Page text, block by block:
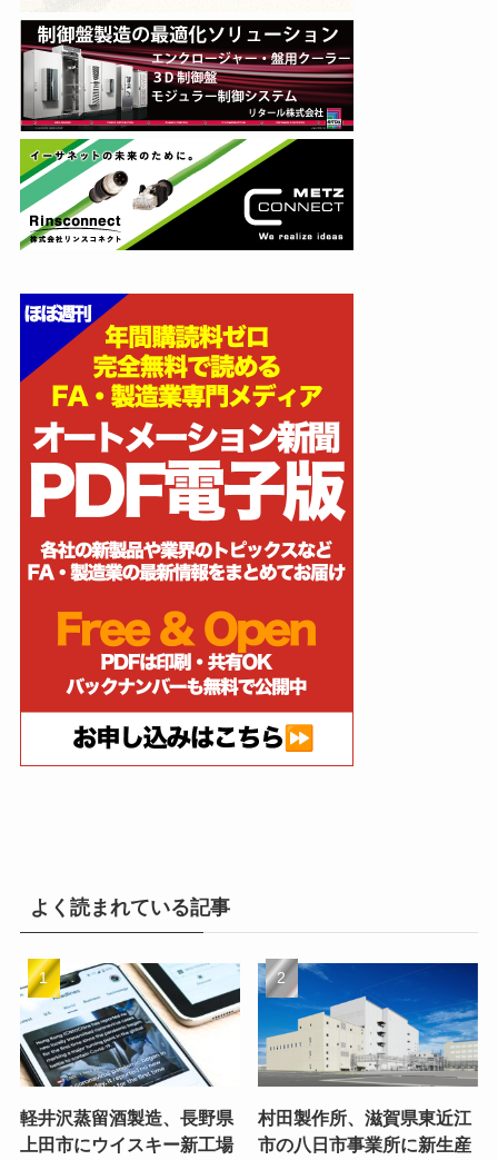
よく読まれている記事
軽井沢蒸留酒製造、長野県
上田市にウイスキー新工場
村田製作所、滋賀県東近江
市の八日市事業所に新生産